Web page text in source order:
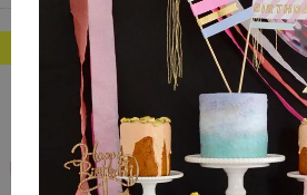
FEATURE
おすすめ特集